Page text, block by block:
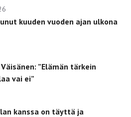
kuuden vuoden ajan ulkona
”Elämän tärkein
vai ei”
kanssa on täyttä ja